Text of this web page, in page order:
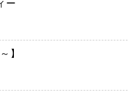
ー
】